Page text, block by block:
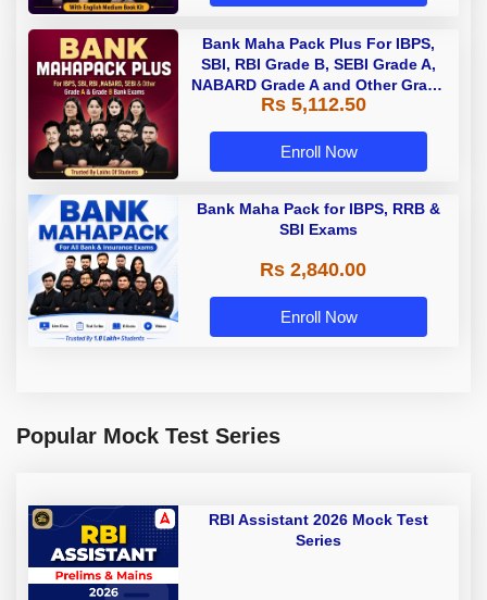
Bank Maha Pack Plus For IBPS,
SBI, RBI Grade B, SEBI Grade A,
NABARD Grade A and Other Grade
A & Grade B Bank Exams
Rs 5,112.50
Enroll Now
Bank Maha Pack for IBPS, RRB &
SBI Exams
Rs 2,840.00
Enroll Now
Popular Mock Test Series
RBI Assistant 2026 Mock Test
Series